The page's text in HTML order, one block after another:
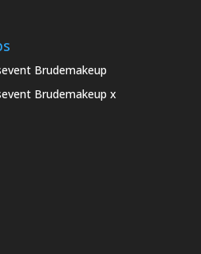
Brudemakeup
Brudemakeup x